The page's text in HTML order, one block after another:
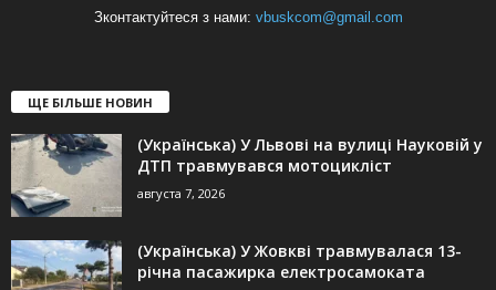
Зконтактуйтеся з нами: vbuskcom@gmail.com
ЩЕ БІЛЬШЕ НОВИН
(Українська) У Львові на вулиці Науковій у
ДТП травмувався мотоцикліст
августа 7, 2026
(Українська) У Жовкві травмувалася 13-
річна пасажирка електросамоката